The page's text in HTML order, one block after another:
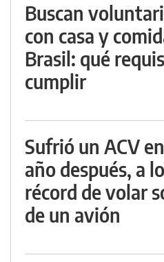
Buscan
con casa y
Brasil: qué
cumplir
Sufrió un ACV
año después, a
récord de volar
de un avión